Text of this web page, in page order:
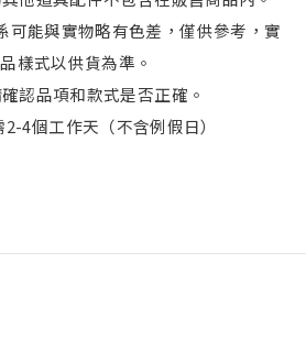
能與實物略有色差，僅供參考，實
樣式以供貨為準。
認品項和款式是否正確。
4個工作天（不含例假日）